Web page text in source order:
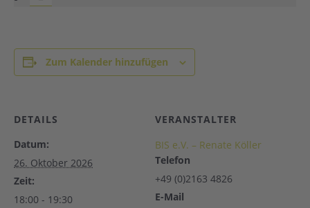
Zum Kalender hinzufügen
DETAILS
Datum:
26. Oktober 2026
Zeit:
18:00 - 19:30
VERANSTALTER
BIS e.V. – Renate Köller
Telefon
+49 (0)2163 4826
E-Mail